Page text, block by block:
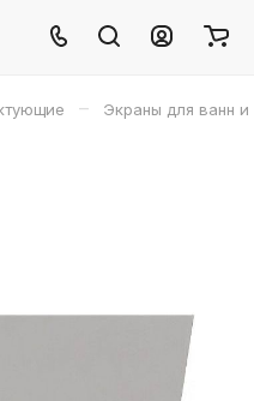
– Экраны для ванн и